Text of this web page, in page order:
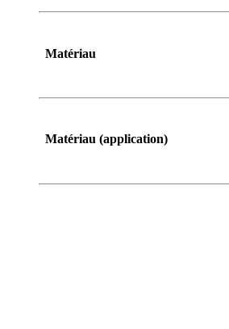
Matériau
Matériau (application)